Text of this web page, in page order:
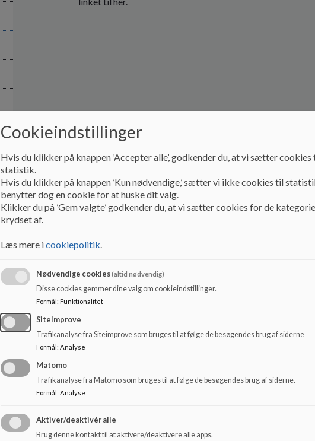
Cookieindstillinger
Hvis du klikker på knappen ’Accepter alle’, godkender du, at vi sætter
statistik.
Hvis du klikker på knappen ’Kun nødvendige,’ sætter vi ikke cookies til
benytter dog en cookie for at huske dit valg.
Klikker du på ’Gem valgte’ godkender du, at vi sætter cookies for de
krydset af.
Læs mere icookiepolitik.
Nødvendige cookies(altid nødvendig)
Disse cookies gemmer dine valg om cookieindstillinger.
Formål : Funktionalitet
SiteImprove
Trafikanalyse fra Siteimprove som bruges til at følge de besøgendes brug af siderne
Formål : Analyse
Matomo
Trafikanalyse fra Matomo som bruges til at følge de besøgendes brug af siderne.
Formål: Analyse
Aktiver/deaktivér alle
Brug denne kontakt til at aktivere/deaktivere alle apps.